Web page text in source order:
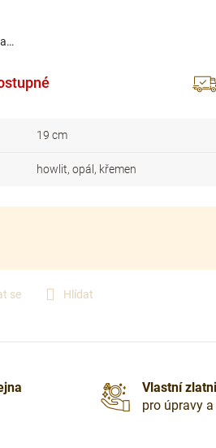
se Hlídat
19 cm
howlit, opál, křemen
Vlastní
pro úpravy